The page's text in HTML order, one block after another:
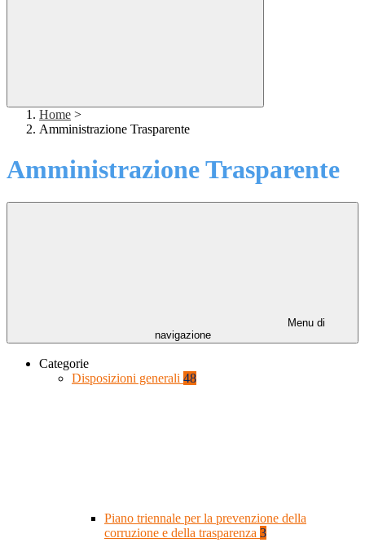
Home >
Amministrazione Trasparente
Amministrazione Trasparente
Menu di
navigazione
Categorie
Disposizioni generali 48
Piano triennale per la prevenzione della
corruzione e della trasparenza 3